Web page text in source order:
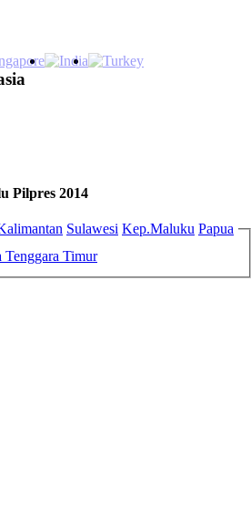
Pilpres 2014
Sulawesi Kep.Maluku Papua
Tenggara Timur